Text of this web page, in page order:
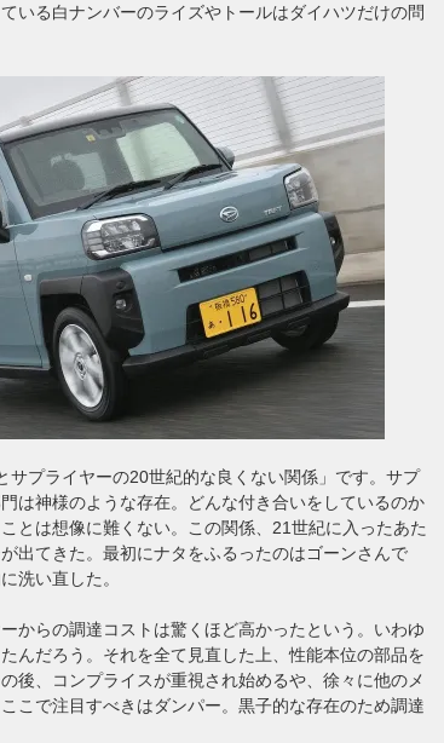
いる白ナンバーのライズやトールはダイハツだけの問
サプライヤーの20世紀的な良くない関係」です。サプ
は神様のような存在。どんな付き合いをしているのか
とは想像に難くない。この関係、21世紀に入ったあた
出てきた。最初にナタをふるったのはゴーンさんで
洗い直した。
からの調達コストは驚くほど高かったという。いわゆ
んだろう。それを全て見直した上、性能本位の部品を
後、コンプライスが重視され始めるや、徐々に他のメ
こで注目すべきはダンパー。黒子的な存在のため調達